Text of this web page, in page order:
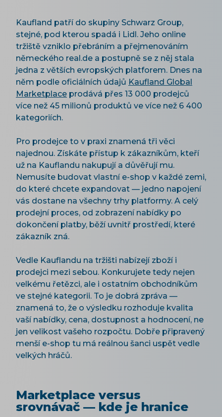
Kaufland patří do skupiny Schwarz Group,
stejné, pod kterou spadá i Lidl. Jeho online
tržiště vzniklo přebráním a přejmenováním
německého real.de a postupně se z něj stala
jedna z větších evropských platforem. Dnes na
něm podle oficiálních údajů Kaufland Global
Marketplace prodává přes 13 000 prodejců
více než 45 milionů produktů ve více než 6 400
kategoriích.
Pro prodejce to v praxi znamená tři věci
najednou. Získáte přístup k zákazníkům, kteří
už na Kauflandu nakupují a důvěřují mu.
Nemusíte budovat vlastní e-shop v každé zemi,
do které chcete expandovat — jedno napojení
vás dostane na všechny trhy platformy. A celý
prodejní proces, od zobrazení nabídky po
dokončení platby, běží uvnitř prostředí, které
zákazník zná.
Vedle Kauflandu na tržišti nabízejí zboží i
prodejci mezi sebou. Konkurujete tedy nejen
velkému řetězci, ale i ostatním obchodníkům
ve stejné kategorii. To je dobrá zpráva —
znamená to, že o výsledku rozhoduje kvalita
vaší nabídky, cena, dostupnost a hodnocení, ne
jen velikost vašeho rozpočtu. Dobře připravený
menší e-shop tu má reálnou šanci uspět vedle
velkých hráčů.
Marketplace versus
srovnávač — kde je hranice